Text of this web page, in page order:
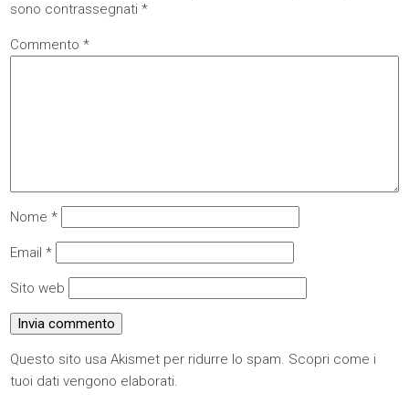
sono contrassegnati*
Commento*
Nome*
Email*
Sito web
Questo sito usa Akismet per ridurre lo spam. Scopri come i
tuoi dati vengono elaborati.